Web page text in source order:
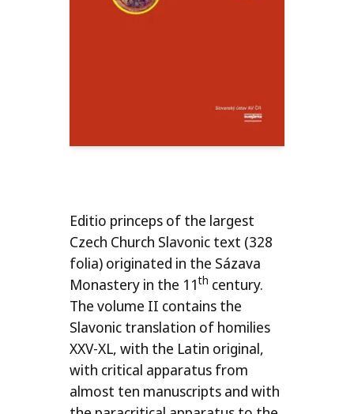
Editio princeps of the largest
Czech Church Slavonic text (328
folia) originated in the Sázava
Monastery in the 11th century.
The volume II contains the
Slavonic translation of homilies
XXV-XL, with the Latin original,
with critical apparatus from
almost ten manuscripts and with